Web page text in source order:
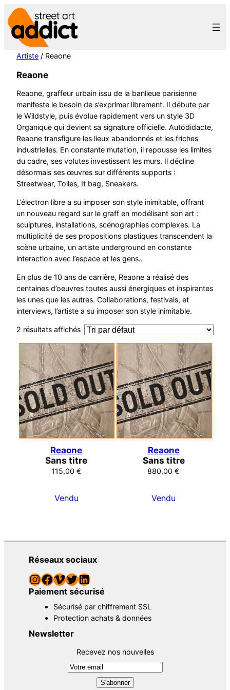
Aller
au
contenu
Artiste / Reaone
Reaone
Reaone, graffeur urbain issu de la banlieue parisienne
manifeste le besoin de s’exprimer librement. Il débute par
le Wildstyle, puis évolue rapidement vers un style 3D
Organique qui devient sa signature officielle. Autodidacte,
Reaone transfigure les lieux abandonnés et les friches
industrielles. En constante mutation, il repousse les limites
du cadre, ses volutes investissent les murs. Il décline
désormais ses œuvres sur différents supports :
Streetwear, Toiles, It bag, Sneakers.
L’électron libre a su imposer son style inimitable, offrant
un nouveau regard sur le graff en modélisant son art :
sculptures, installations, scénographies complexes. La
multiplicité de ses propositions plastiques transcendent la
scène urbaine, un artiste underground en constante
interaction avec l’espace et les gens..
En plus de 10 ans de carrière, Reaone a réalisé des
centaines d’oeuvres toutes aussi énergiques et inspirantes
les unes que les autres. Collaborations, festivals, et
interviews, l’artiste a su imposer son style inimitable.
2 résultats affichés
Reaone
Sans titre
115,00 €
Vendu
Reaone
Sans titre
880,00€
Vendu
Réseaux sociaux
InstagramFacebook Vimeo Twitter LinkedIn
Paiement sécurisé
Sécurisé par chiffrement SSL
Protection achats & données
Newsletter
Recevez nos nouvelles